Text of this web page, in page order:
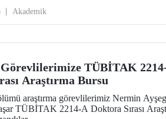
Akademik
TÜBİTAK 2214-
Araştırma Bursu
araştırma görevlilerimiz Nermin
TÜBİTAK 2214-A Doktora Sırası